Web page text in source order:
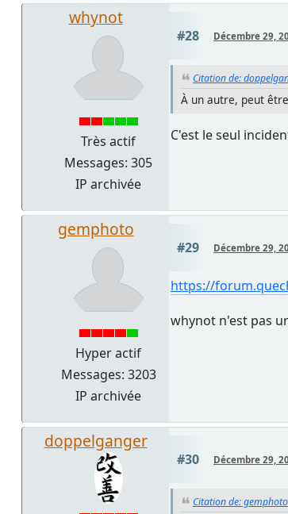
whynot
Très actif
Messages: 305
IP archivée
#28 Décembre 29,
Citation de:
À un autre, peut
C'est le seul
gemphoto
Hyper actif
Messages: 3203
IP archivée
#29 Décembre 29,
https://
whynot n'est pas
doppelganger
#30 Décembre 29,
Citation de: